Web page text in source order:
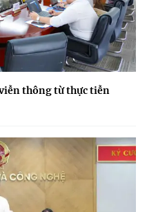
thông từ thực tiễn